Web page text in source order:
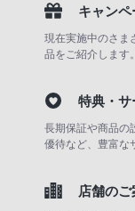
キャン
現在実施中のさま
品をご紹介します。
特典・サ
長期保証や商品の
優待など、豊富な
店舗のご